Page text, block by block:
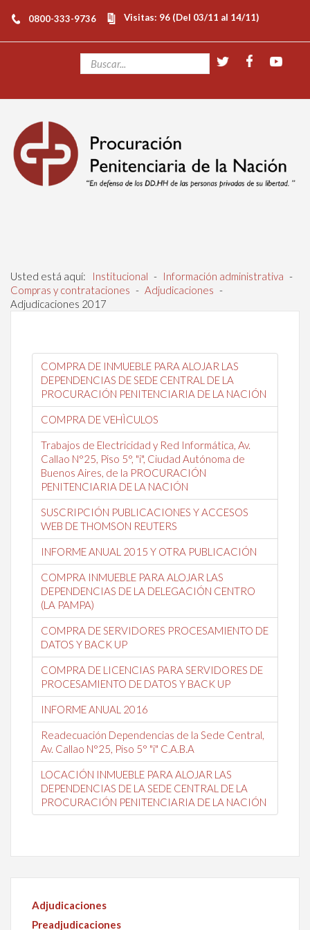
0800-333-9736 Visitas: 96 (Del 03/11 al 14/11)
Usted está aquí: Institucional - Información administrativa -
Compras y contrataciones - Adjudicaciones -
Adjudicaciones 2017
COMPRA DE INMUEBLE PARA ALOJAR LAS
DEPENDENCIAS DE SEDE CENTRAL DE LA
PROCURACIÓN PENITENCIARIA DE LA NACIÓN
COMPRA DE VEHÌCULOS
Trabajos de Electricidad y Red Informática, Av.
Callao N°25, Piso 5°, "i", Ciudad Autónoma de
Buenos Aires, de la PROCURACIÓN
PENITENCIARIA DE LA NACIÓN
SUSCRIPCIÓN PUBLICACIONES Y ACCESOS
WEB DE THOMSON REUTERS
INFORME ANUAL 2015 Y OTRA PUBLICACIÓN
COMPRA INMUEBLE PARA ALOJAR LAS
DEPENDENCIAS DE LA DELEGACIÓN CENTRO
(LA PAMPA)
COMPRA DE SERVIDORES PROCESAMIENTO DE
DATOS Y BACK UP
COMPRA DE LICENCIAS PARA SERVIDORES DE
PROCESAMIENTO DE DATOS Y BACK UP
INFORME ANUAL 2016
Readecuación Dependencias de la Sede Central,
Av. Callao N°25, Piso 5° "i" C.A.B.A
LOCACIÓN INMUEBLE PARA ALOJAR LAS
DEPENDENCIAS DE LA SEDE CENTRAL DE LA
PROCURACIÓN PENITENCIARIA DE LA NACIÓN
Adjudicaciones
Preadjudicaciones